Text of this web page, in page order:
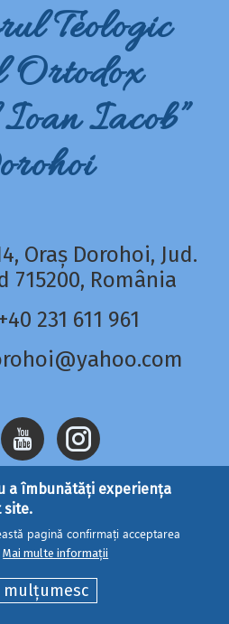
Teologic
Ortodox
Iacob”
Oraș Dorohoi, Jud.
715200, România
+40 231 611 961
MEDIA
| ©seminaruldorohoi.ro
a îmbunătăți experiența
site.
pagină confirmați acceptarea
Mai multe informații
mulțumesc